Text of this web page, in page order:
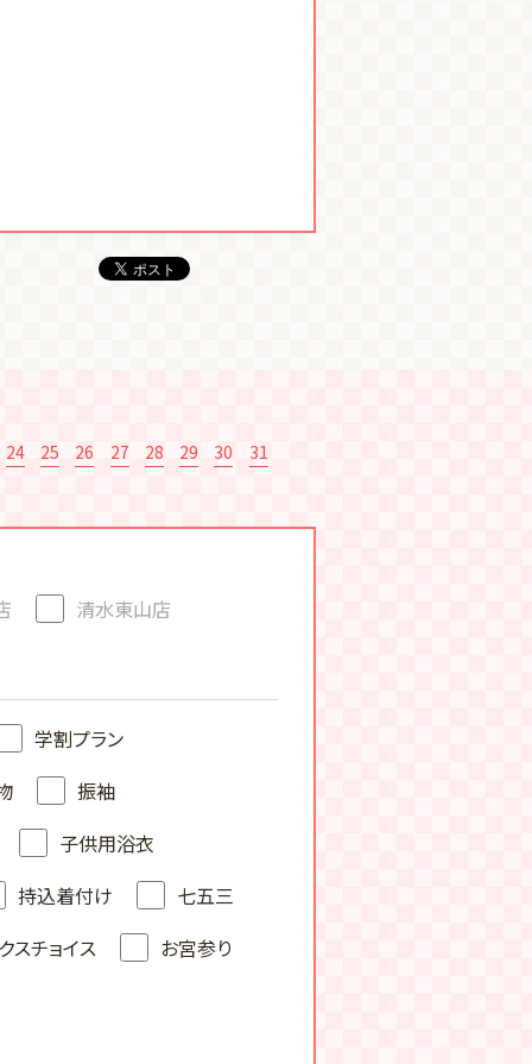
24 25 26 27 28 29 30 31
清水東山店
学割プラン
振袖
子供用浴衣
持込着付け
七五三
スチョイス
お宮参り